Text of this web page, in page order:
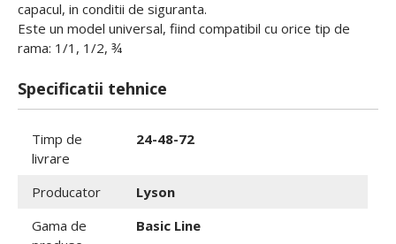
capacul, in conditii de siguranta.
Este un model universal, fiind compatibil cu orice tip de
rama: 1/1, 1/2, ¾
Specificatii tehnice
Timp de
livrare
24-48-72
Producator
Lyson
Gama de
Basic Line